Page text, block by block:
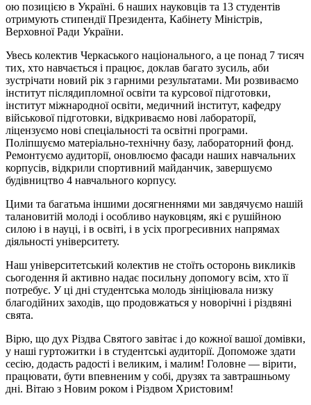
ою позицією в Україні. 6 наших науковців та 13 студентів
отримують стипендії Президента, Кабінету Міністрів,
Верховної Ради України.
Увесь колектив Черкаського національного, а це понад 7 тисяч
тих, хто навчається і працює, доклав багато зусиль, аби
зустрічати новий рік з гарними результатами. Ми розвиваємо
інститут післядипломної освіти та курсової підготовки,
інститут міжнародної освіти, медичний інститут, кафедру
військової підготовки, відкриваємо нові лабораторії,
ліцензуємо нові спеціальності та освітні програми.
Поліпшуємо матеріально-технічну базу, лабораторний фонд.
Ремонтуємо аудиторії, оновлюємо фасади наших навчальних
корпусів, відкрили спортивний майданчик, завершуємо
будівництво 4 навчального корпусу.
Цими та багатьма іншими досягненнями ми завдячуємо нашій
талановитій молоді і особливо науковцям, які є рушійною
силою і в науці, і в освіті, і в усіх прогресивних напрямах
діяльності університету.
Наш університетський колектив не стоїть осторонь викликів
сьогодення й активно надає посильну допомогу всім, хто її
потребує. У ці дні студентська молодь зініціювала низку
благодійних заходів, що продовжаться у новорічні і різдвяні
свята.
Вірю, що дух Різдва Святого завітає і до кожної вашої домівки,
у наші гуртожитки і в студентські аудиторії. Допоможе здати
сесію, додасть радості і великим, і малим! Головне — вірити,
працювати, бути впевненим у собі, друзях та завтрашньому
дні. Вітаю з Новим роком і Різдвом Христовим!